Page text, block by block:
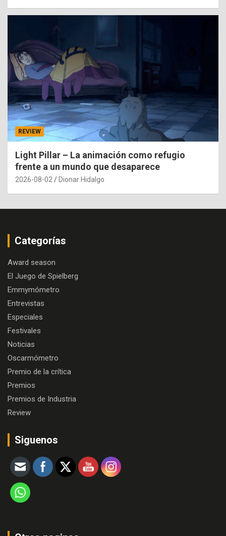
REVIEW
Light Pillar – La animación como refugio
frente a un mundo que desaparece
2026-08-02 Dionar Hidalgo
Categorías
Award season
El Juego de Spielberg
Emmymómetro
Entrevistas
Especiales
Festivales
Noticias
Oscarmómetro
Premio de la crítica
Premios
Premios de Industria
Review
Siguenos